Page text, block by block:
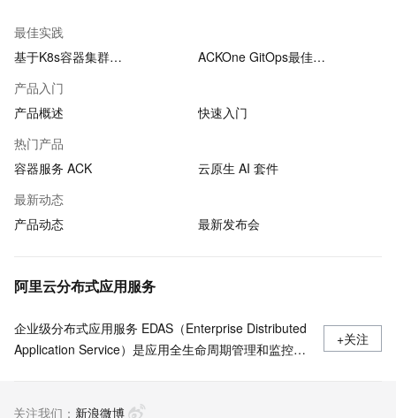
最佳实践
基于K8s容器集群…
ACKOne GitOps最佳…
产品入门
产品概述
快速入门
热门产品
容器服务 ACK
云原生 AI 套件
最新动态
产品动态
最新发布会
阿里云分布式应用服务
企业级分布式应用服务 EDAS（Enterprise Distributed
Application Service）是应用全生命周期管理和监控的
的发布运行和服务治理 ，Java支持Spring Cloud、
+关注
关注我们： 新浪微博